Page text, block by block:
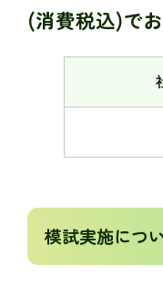
(消費税込)で
模試実施につ